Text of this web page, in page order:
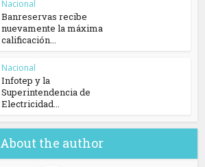
Nacional
Banreservas recibe
nuevamente la máxima
calificación...
Nacional
Infotep y la
Superintendencia de
Electricidad...
About the author